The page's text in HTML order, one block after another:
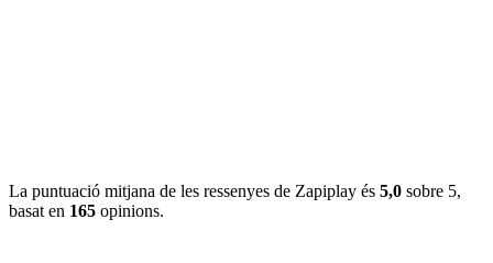
La puntuació mitjana de les ressenyes de Zapiplay és 5,0 sobre 5,
basat en 165 opinions.